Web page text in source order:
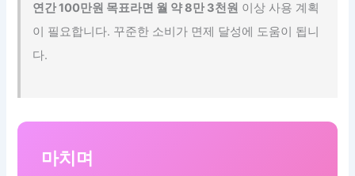
연간 100만원 목표라면 월 약 8만 3천원 이상 사용 계획
이 필요합니다. 꾸준한 소비가 면제 달성에 도움이 됩니
다.
마치며